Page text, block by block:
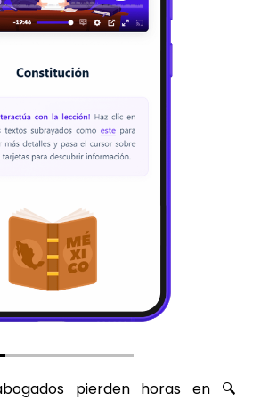
pierden horas en 🔍